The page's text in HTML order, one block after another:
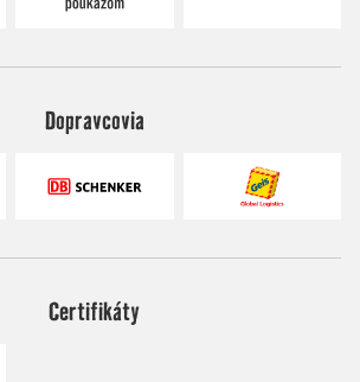
Dopravcovia
Certifikáty